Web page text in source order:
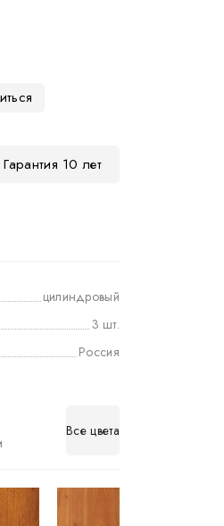
Гарантия 10 лет
цилиндровый
3 шт.
Россия
Все цвета